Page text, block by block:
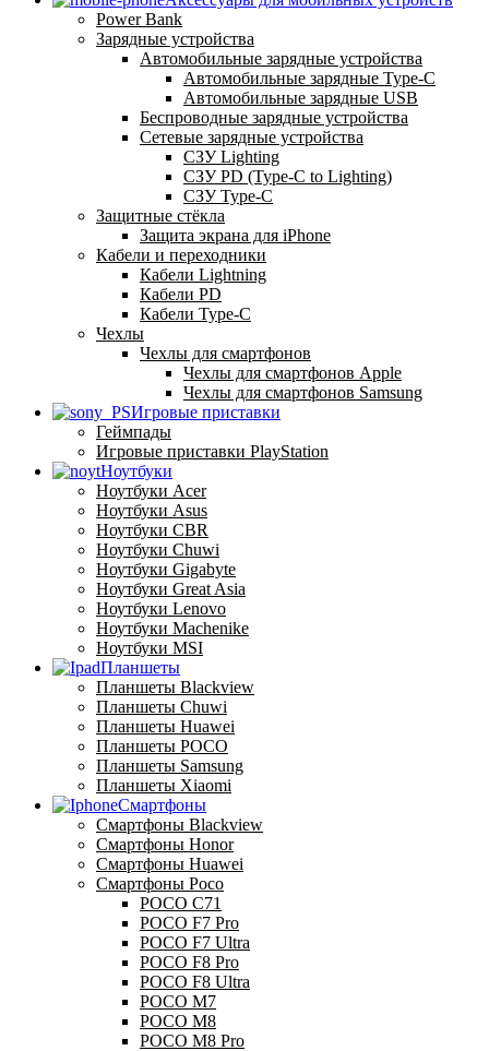
Power Bank
Зарядные устройства
Автомобильные зарядные устройства
Автомобильные зарядные Type-C
Автомобильные зарядные USB
Беспроводные зарядные устройства
Сетевые зарядные устройства
СЗУ Lighting
СЗУ PD (Type-C to Lighting)
СЗУ Type-C
Защитные стёкла
Защита экрана для iPhone
Кабели и переходники
Кабели Lightning
Кабели PD
Кабели Type-C
Чехлы
Чехлы для смартфонов
Чехлы для смартфонов Apple
Чехлы для смартфонов Samsung
Игровые приставки
Геймпады
Игровые приставки PlayStation
Ноутбуки
Ноутбуки Acer
Ноутбуки Asus
Ноутбуки CBR
Ноутбуки Chuwi
Ноутбуки Gigabyte
Ноутбуки Great Asia
Ноутбуки Lenovo
Ноутбуки Machenike
Ноутбуки MSI
Планшеты
Планшеты Blackview
Планшеты Chuwi
Планшеты Huawei
Планшеты POCO
Планшеты Samsung
Планшеты Xiaomi
Смартфоны
Смартфоны Blackview
Смартфоны Honor
Смартфоны Huawei
Смартфоны Poco
POCO C71
POCO F7 Pro
POCO F7 Ultra
POCO F8 Pro
POCO F8 Ultra
POCO M7
POCO M8
POCO M8 Pro